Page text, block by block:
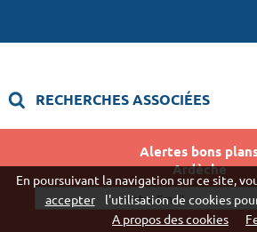
Alertes bons
Ardèche
RECHERCHES ASSOCIÉES
Camping Domaine du Cros d'Auzon
Résidence Vacancéole Le Domaine de
En poursuivant la navigation sur ce site,
accepter
l'utilisation de cookies
A propos des cookies